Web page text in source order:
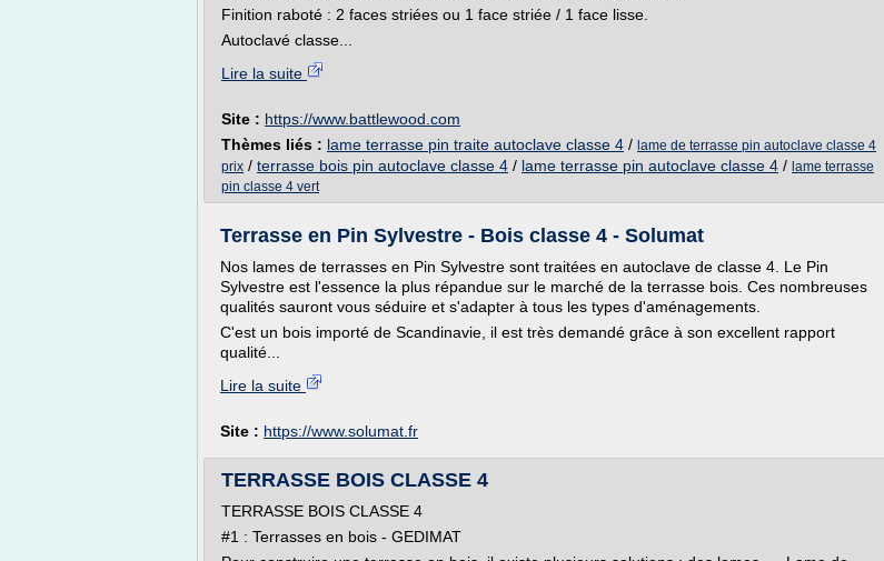
Finition raboté : 2 faces striées ou 1 face striée / 1 face lisse.
Autoclavé classe...
Lire la suite
Site : https://www.battlewood.com
Thèmes liés : lame terrasse pin traite autoclave classe 4 / lame de terrasse pin autoclave classe 4
prix / terrasse bois pin autoclave classe 4 / lame terrasse pin autoclave classe 4 / lame terrasse
pin classe 4 vert
Terrasse en Pin Sylvestre - Bois classe 4 - Solumat
Nos lames de terrasses en Pin Sylvestre sont traitées en autoclave de classe 4. Le Pin
Sylvestre est l'essence la plus répandue sur le marché de la terrasse bois. Ces nombreuses
qualités sauront vous séduire et s'adapter à tous les types d'aménagements.
C'est un bois importé de Scandinavie, il est très demandé grâce à son excellent rapport
qualité...
Lire la suite
Site : https://www.solumat.fr
TERRASSE BOIS CLASSE 4
TERRASSE BOIS CLASSE 4
#1 : Terrasses en bois - GEDIMAT